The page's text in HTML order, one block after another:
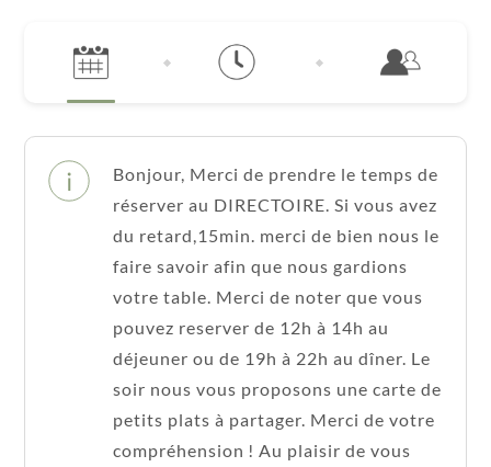
Bonjour, Merci de prendre le temps de
réserver au DIRECTOIRE. Si vous avez
du retard,15min. merci de bien nous le
faire savoir afin que nous gardions
votre table. Merci de noter que vous
pouvez reserver de 12h à 14h au
déjeuner ou de 19h à 22h au dîner. Le
soir nous vous proposons une carte de
petits plats à partager. Merci de votre
compréhension ! Au plaisir de vous